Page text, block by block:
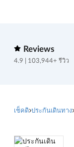
Reviews
4.9 | 103,944+ รีวิว
เช็คดิ ประกันเดินทาง